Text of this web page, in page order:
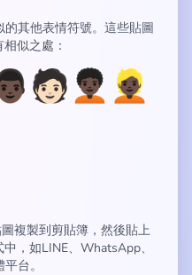
的其他表情符號。這些貼圖
似之處：
🧑🏻 🧑🏿‍🦱 👱🏿
複製到剪貼簿，然後貼上
，如LINE、WhatsApp、
台。